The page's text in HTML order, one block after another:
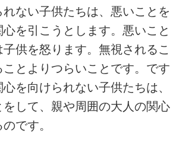
れない子供たちは、悪いことを
心を引こうとします。悪いこと
供を怒ります。無視されるこ
ことよりつらいことです。です
を向けられない子供たちは、
して、親や周囲の大人の関心
です。